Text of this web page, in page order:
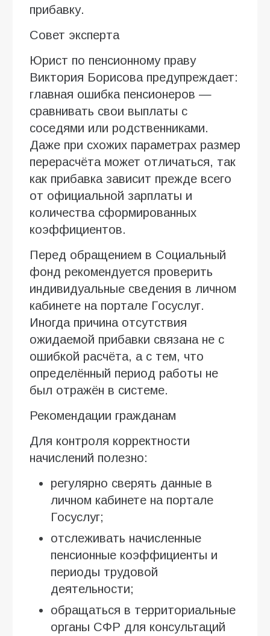
прибавку.
Совет эксперта
Юрист по пенсионному праву
Виктория Борисова предупреждает:
главная ошибка пенсионеров —
сравнивать свои выплаты с
соседями или родственниками.
Даже при схожих параметрах размер
перерасчёта может отличаться, так
как прибавка зависит прежде всего
от официальной зарплаты и
количества сформированных
коэффициентов.
Перед обращением в Социальный
фонд рекомендуется проверить
индивидуальные сведения в личном
кабинете на портале Госуслуг.
Иногда причина отсутствия
ожидаемой прибавки связана не с
ошибкой расчёта, а с тем, что
определённый период работы не
был отражён в системе.
Рекомендации гражданам
Для контроля корректности
начислений полезно:
регулярно сверять данные в
личном кабинете на портале
Госуслуг;
отслеживать начисленные
пенсионные коэффициенты и
периоды трудовой
деятельности;
обращаться в территориальные
органы СФР для консультаций